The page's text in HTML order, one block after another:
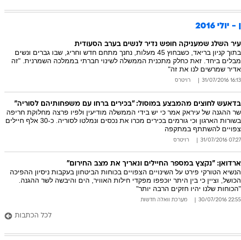
2016
עיר השלג שמעניקה חופש נדיר לנשים בערב הסעודית
בתוך קניון בריאד, כשבחוץ 45 מעלות, נחנך מתחם חדש וחריג, שבו גברים ונשים
מבלים ביחד. זאת כחלק מתכנית הממשלה לשינוי חברתי בממלכה השמרנית. "זה
אדיר שמרשים לנו את זה"
16:13 31/07/2016 רויטרס
בדאעש לחוצים מהמבצע במוסול: "בכירים ברחו עם משפחותיהם לסוריה"
שר ההגנה של עיראק אמר כי יש בידי הממשלה מודיעין ולפיו פרצה מחלוקת חריפה
בשורות הארגון וכי גורמים בכירים מכרו את נכסים ונמלטו לסוריה. כ-30 אלף חיילים
צפויים להשתתף במתקפה
07:27 31/07/2016 רויטרס
ארדואן: "נקצץ במספר החיילים ונאריך את מצב החירום"
הנשיא הטורקי פירט על השינויים הצפויים בכוחות הביטחון בעקבות ניסיון ההפיכה
הכושל, וציין כי בין היתר יוכפפו מפקדי חילות האוויר, הים והיבשה לשר ההגנה.
"הכוחות שלנו יהיו חזקים הרבה יותר"
22:55 30/07/2016 מערכת וואלה חדשות
לכל הכתבות